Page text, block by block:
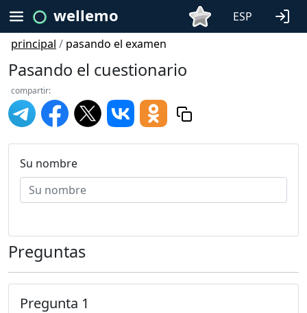
wellemo
ESP
principal / pasando el examen
Pasando el cuestionario
compartir:
Su nombre
Preguntas
Pregunta 1